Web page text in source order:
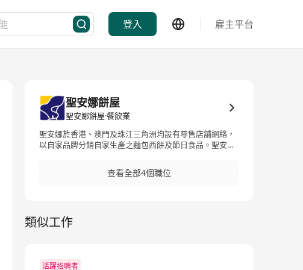
登入 雇主平台
聖安娜餅屋
聖安娜餅屋·餐飲業
聖安娜於香港、澳門及珠江三角洲均設有零售店舖網絡，
以自家品牌分銷自家生產之麵包西餅及節日食品。聖安娜
可與摯愛分享快樂一刻。我們充滿熱誠的團隊致力提供優
質及友善的服務，並透過多元化的產品和創新的推廣為顧
查看全部4個職位
類似工作
活躍招聘者